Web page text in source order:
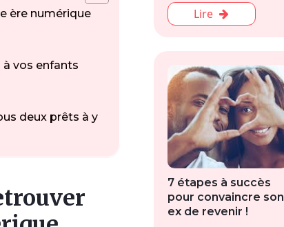
ère numérique
à vos enfants
deux prêts à y
Lire
7 étapes à succès
pour convaincre son
ex de revenir !